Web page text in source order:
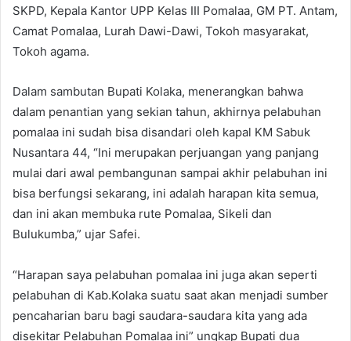
SKPD, Kepala Kantor UPP Kelas III Pomalaa, GM PT. Antam,
Camat Pomalaa, Lurah Dawi-Dawi, Tokoh masyarakat,
Tokoh agama.
Dalam sambutan Bupati Kolaka, menerangkan bahwa
dalam penantian yang sekian tahun, akhirnya pelabuhan
pomalaa ini sudah bisa disandari oleh kapal KM Sabuk
Nusantara 44, “Ini merupakan perjuangan yang panjang
mulai dari awal pembangunan sampai akhir pelabuhan ini
bisa berfungsi sekarang, ini adalah harapan kita semua,
dan ini akan membuka rute Pomalaa, Sikeli dan
Bulukumba,” ujar Safei.
“Harapan saya pelabuhan pomalaa ini juga akan seperti
pelabuhan di Kab.Kolaka suatu saat akan menjadi sumber
pencaharian baru bagi saudara-saudara kita yang ada
disekitar Pelabuhan Pomalaa ini” ungkap Bupati dua